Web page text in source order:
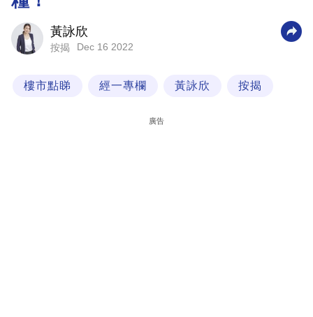
科
技
黃詠欣
按揭 Dec 16 2022
樓市點睇 經一專欄 黃詠欣 按揭
廣告